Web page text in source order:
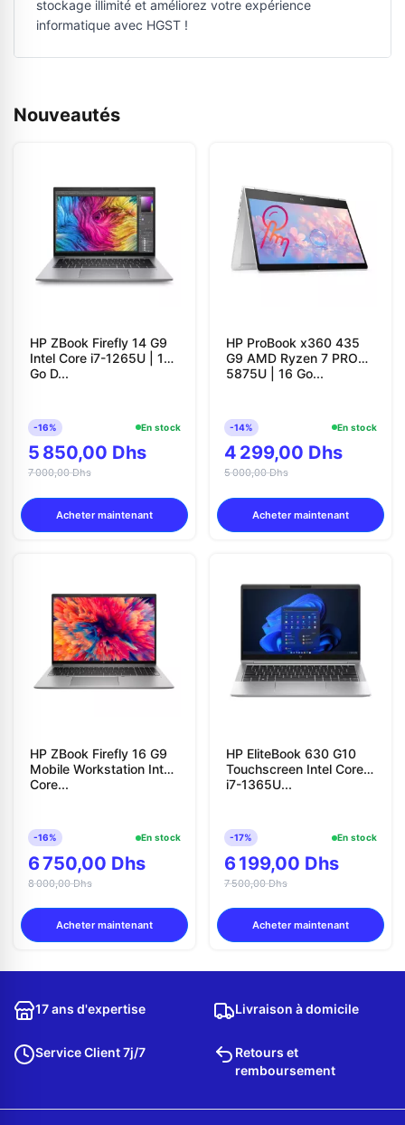
stockage illimité et améliorez votre expérience
informatique avec HGST !
Nouveautés
HP ZBook Firefly 14 G9
Intel Core i7-1265U | 16
Go D...
-16% En stock
5 850,00 Dhs
7 000,00 Dhs
Acheter maintenant
HP ProBook x360 435
G9 AMD Ryzen 7 PRO
5875U | 16 Go...
-14% En stock
4 299,00 Dhs
5 000,00 Dhs
Acheter maintenant
HP ZBook Firefly 16 G9
Mobile Workstation Intel
Core...
-16% En stock
6 750,00 Dhs
8 000,00 Dhs
Acheter maintenant
HP EliteBook 630 G10
Touchscreen Intel Core
i7-1365U...
-17% En stock
6 199,00 Dhs
7 500,00 Dhs
Acheter maintenant
17 ans d'expertise Livraison à domicile
Service Client 7j/7
Retours et
remboursement